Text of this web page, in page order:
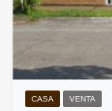
CASA VENTA